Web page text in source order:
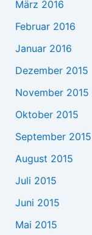
März 2016
Februar 2016
Januar 2016
Dezember 2015
November 2015
Oktober 2015
September 2015
August 2015
Juli 2015
Juni 2015
Mai 2015